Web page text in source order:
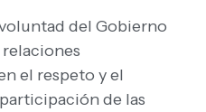
del Gobierno
el respeto y el
de las